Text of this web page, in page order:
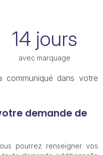
14 jours
avec marquage
communiqué dans votre
demande de
pourrez renseigner vos